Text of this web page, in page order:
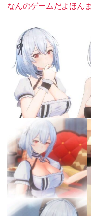
なんのゲームだよほんま